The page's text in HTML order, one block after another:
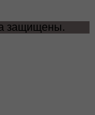
защищены.